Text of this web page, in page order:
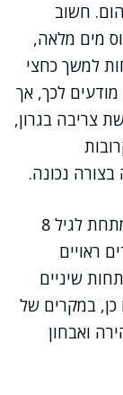
חשוב
מים מלאה,
למשך כחצי
לכך, אך
צריבה בגרון,
נכונה.
התרופה אינה מתאימה לכל אחד. ילדים מתחת לגיל 8
ראויים
שיניים
כן, במקרים של
ואבחון